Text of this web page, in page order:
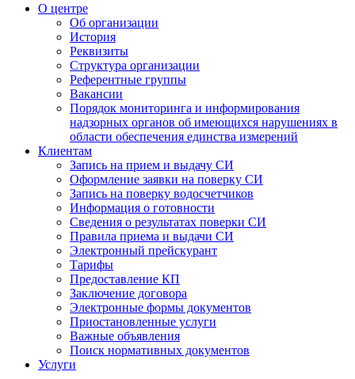
О центре
Об организации
История
Реквизиты
Структура организации
Референтные группы
Вакансии
Порядок мониторинга и информирования
надзорных органов об имеющихся нарушениях в
области обеспечения единства измерений
Клиентам
Запись на прием и выдачу СИ
Оформление заявки на поверку СИ
Запись на поверку водосчетчиков
Информация о готовности
Сведения о результатах поверки СИ
Правила приема и выдачи СИ
Электронный прейскурант
Тарифы
Предоставление КП
Заключение договора
Электронные формы документов
Приостановленные услуги
Важные объявления
Поиск нормативных документов
Услуги